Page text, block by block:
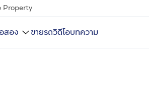
Property
สอง ขายรถวิดีโอบทความ